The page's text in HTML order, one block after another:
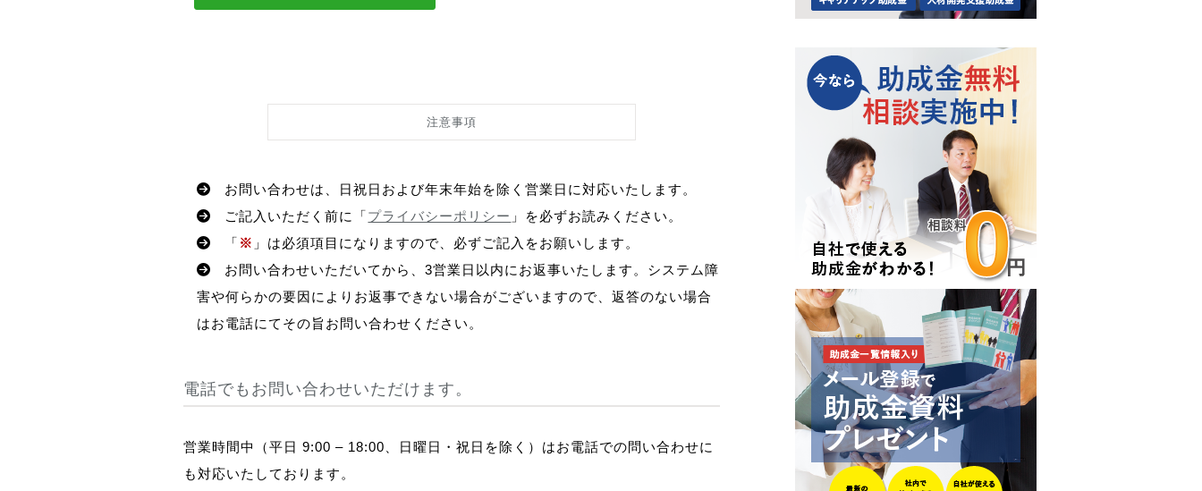
注意事項
お問い合わせは、日祝日および年末年始を除く営業日に対応いたします。
ご記入いただく前に「プライバシーポリシー 」を必ずお読みください。
「 ※ 」は必須項目になりますので、必ずご記入をお願いします。
お問い合わせいただいてから、3営業日以内にお返事いたします。システム障
害や何らかの要因によりお返事できない場合がございますので、返答のない場合
はお電話にてその旨お問い合わせください。
電話でもお問い合わせいただけます。
営業時間中（平日 9:00 – 18:00、日曜日・祝日を除く）はお電話での問い合わせに
も対応いたしております。